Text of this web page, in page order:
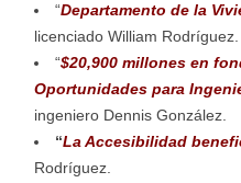
“Departamento de la
licenciado William Rodríguez.
“$20,900 millones en
Oportunidades para
ingeniero Dennis González.
“La Accesibilidad
Rodríguez.